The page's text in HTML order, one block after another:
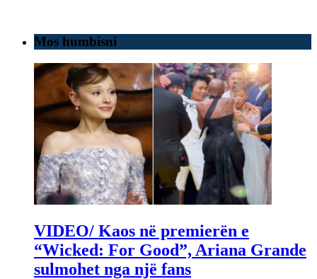
Mos humbisni
VIDEO/ Kaos në premierën e
“Wicked: For Good”, Ariana Grande
sulmohet nga një fans